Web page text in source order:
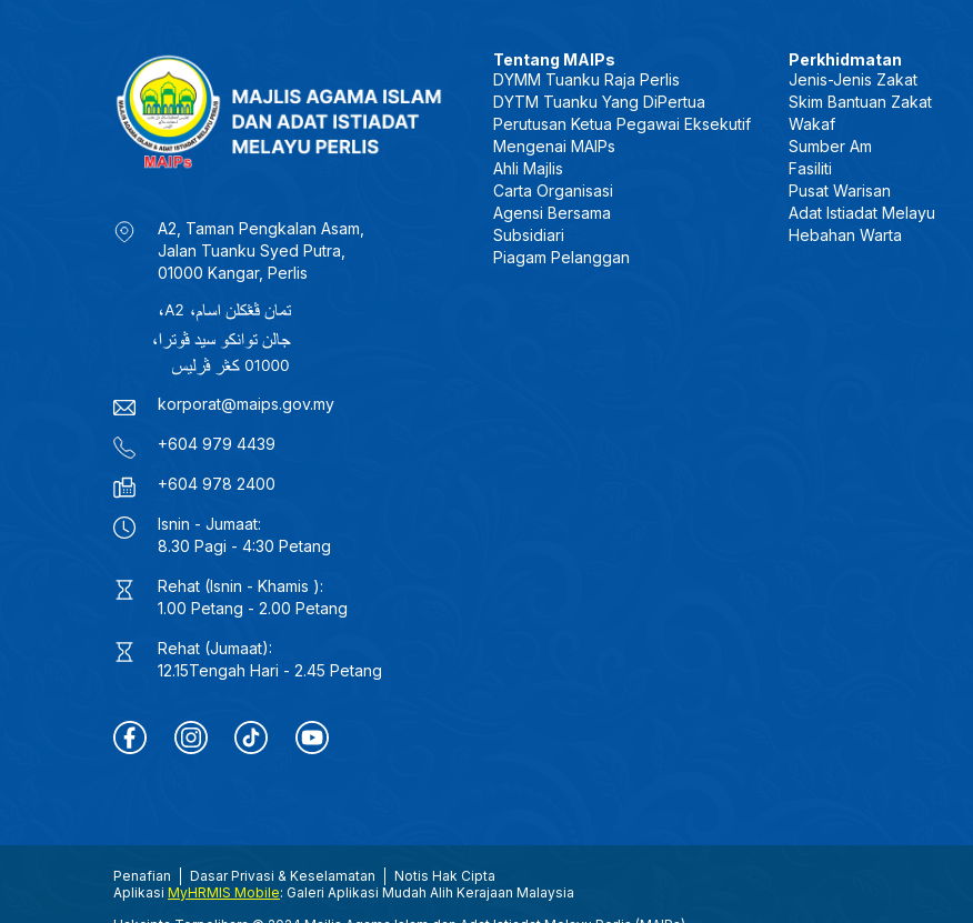
A2, Taman Pengkalan Asam,
Jalan Tuanku Syed Putra,
01000 Kangar, Perlis
korporat@maips.gov.my
+604 979 4439
+604 978 2400
Isnin - Jumaat:
8.30 Pagi - 4:30 Petang
Rehat (Isnin - Khamis ):
1.00 Petang - 2.00 Petang
Rehat (Jumaat):
12.15Tengah Hari - 2.45 Petang
Tentang MAIPs
DYMM Tuanku Raja Perlis
DYTM Tuanku Yang DiPertua
Perutusan Ketua Pegawai Eksekutif
Mengenai MAIPs
Ahli Majlis
Carta Organisasi
Agensi Bersama
Subsidiari
Piagam Pelanggan
Perkhidmatan
Jenis-Jenis Zakat
Skim Bantuan Zakat
Wakaf
Sumber Am
Fasiliti
Pusat Warisan
Adat Istiadat Melayu
Hebahan Warta
Penafian Dasar Privasi & Keselamatan
Notis Hak Cipta
Aplikasi MyHRMIS Mobile: Galeri Aplikasi Mudah Alih Kerajaan Malaysia